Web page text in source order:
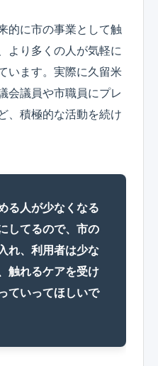
的に市の事業として触
より多くの人が気軽に
います。実際に久留米
会議員や市職員にプレ
、積極的な活動を続け
る人が少なくなる
してるので、市の
れ、利用者は少な
触れるケアを受け
ていってほしいで